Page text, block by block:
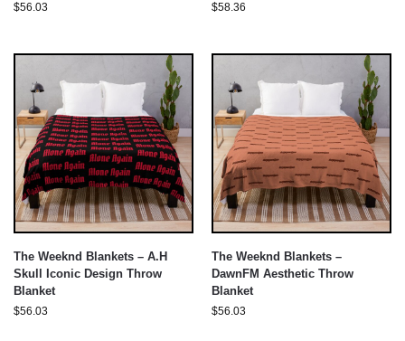
$56.03 $58.36
The Weeknd Blankets – A.H
Skull Iconic Design Throw
Blanket
$56.03
The Weeknd Blankets –
DawnFM Aesthetic Throw
Blanket
$56.03